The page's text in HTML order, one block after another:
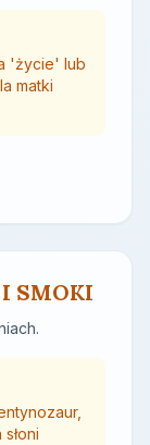
'życie' lub
matki
SMOKI